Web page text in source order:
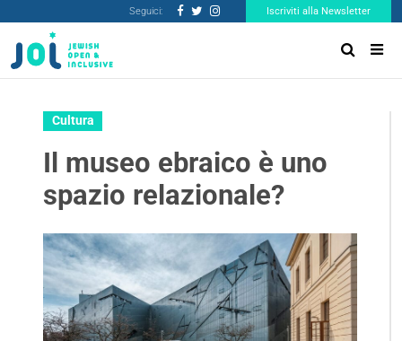
Seguici: Iscriviti alla Newsletter
Cultura
Il museo ebraico è uno
spazio relazionale?